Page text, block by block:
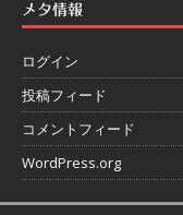
メタ情報
ログイン
投稿フィード
コメントフィード
WordPress.org